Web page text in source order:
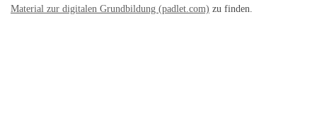
Material zur digitalen Grundbildung (padlet.com) zu finden.